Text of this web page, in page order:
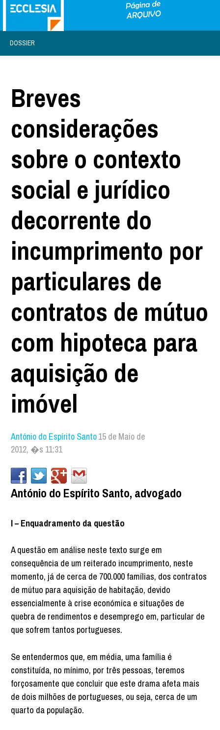
DOSSIER
Breves
considerações
sobre o contexto
social e jurídico
decorrente do
incumprimento por
particulares de
contratos de mútuo
com hipoteca para
aquisição de
imóvel
António do Espírito Santo15 de Maio de
2012, �s 11:31
António do Espírito Santo, advogado
I – Enquadramento da questão
A questão em análise neste texto surge em
consequência de um reiterado incumprimento, neste
momento, já de cerca de 700.000 famílias, dos contratos
de mútuo para aquisição de habitação, devido
essencialmente à crise económica e situações de
quebra de rendimentos e desemprego em, particular de
que sofrem tantos portugueses.
Se entendermos que, em média, uma família é
constituída, no mínimo, por três pessoas, teremos
forçosamente que concluir que este drama afeta mais
de dois milhões de portugueses, ou seja, cerca de um
quarto da população.